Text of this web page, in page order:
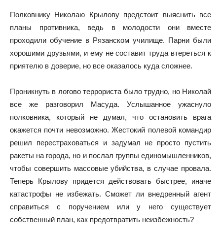
Полковнику Николаю Крылову предстоит выяснить все
планы противника, ведь в молодости они вместе
проходили обучение в Рязанском училище. Парни были
хорошими друзьями, и ему не составит труда втереться к
приятелю в доверие, но все оказалось куда сложнее.
Проникнуть в логово террориста было трудно, но Николай
все же разговорил Масуда. Услышанное ужаснуло
полковника, который не думал, что остановить врага
окажется почти невозможно. Жестокий полевой командир
решил перестраховаться и задумал не просто пустить
ракеты на города, но и послал группы единомышленников,
чтобы совершить массовые убийства, в случае провала.
Теперь Крылову придется действовать быстрее, иначе
катастрофы не избежать. Сможет ли внедренный агент
справиться с поручением или у него существует
собственный план, как предотвратить неизбежность?